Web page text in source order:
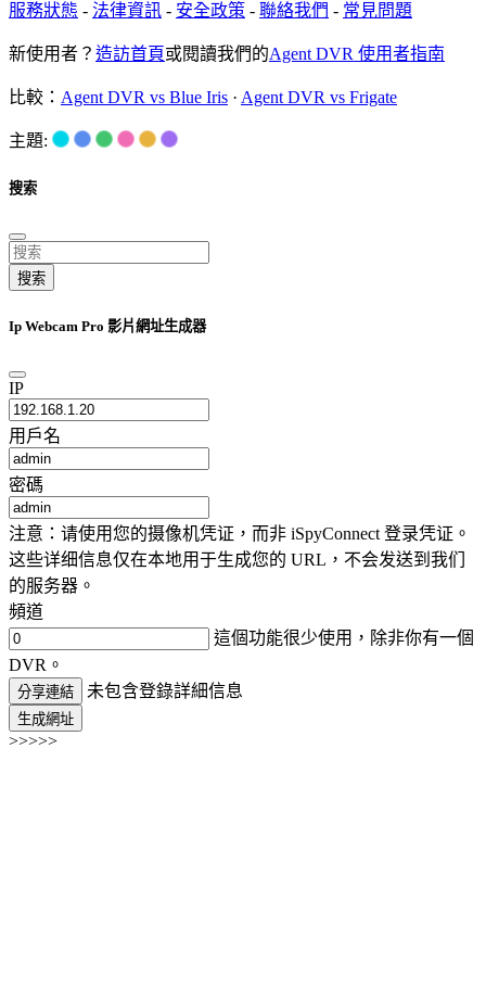
服務狀態 - 法律資訊 - 安全政策 - 聯絡我們 - 常見問題
新使用者？ 造訪首頁或閱讀我們的Agent DVR 使用者指南
比較： Agent DVR vs Blue Iris · Agent DVR vs Frigate
主題:
搜索
搜索
Ip Webcam Pro 影片網址生成器
IP
用戶名
密碼
注意：请使用您的摄像机凭证，而非 iSpyConnect 登录凭证。
这些详细信息仅在本地用于生成您的 URL，不会发送到我们
的服务器。
頻道
這個功能很少使用，除非你有一個
DVR。
分享連結 未包含登錄詳細信息
生成網址
>>>>>